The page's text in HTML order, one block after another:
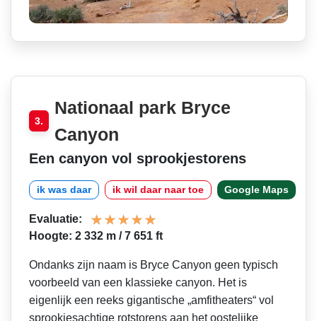
3.
Nationaal park Bryce
Canyon
Een canyon vol sprookjestorens
ik was daar ik wil daar naar toe Google Maps
Evaluatie:
Hoogte: 2 332 m / 7 651 ft
Ondanks zijn naam is Bryce Canyon geen typisch
voorbeeld van een klassieke canyon. Het is
eigenlijk een reeks gigantische „amfitheaters“ vol
sprookjesachtige rotstorens aan het oostelijke